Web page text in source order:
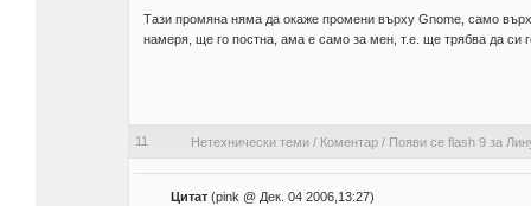
Тази промяна няма да окаже промени върху Gnome, само
намеря, ще го постна, ама е само за мен, т.е. ще трябва да си
11 Нетехнически теми/ Коментар/ Появи се flash 9 за
Цитат(pink @ Дек. 04 2006,13:27)